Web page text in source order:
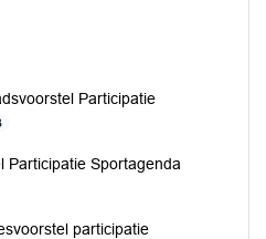
Participatie
Participatie Sportagenda
participatie